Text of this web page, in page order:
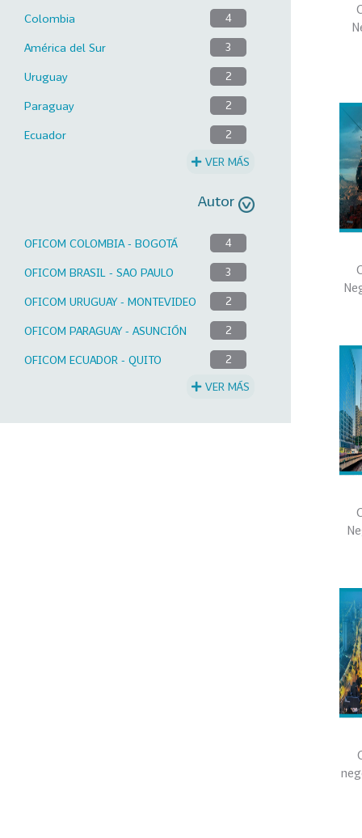
Colombia 4
América del Sur 3
Uruguay 2
Paraguay 2
Ecuador 2
VER MÁS
Autor
OFICOM COLOMBIA - BOGOTÁ 4
OFICOM BRASIL - SAO PAULO 3
OFICOM URUGUAY - MONTEVIDEO 2
OFICOM PARAGUAY - ASUNCIÓN 2
OFICOM ECUADOR - QUITO 2
VER MÁS